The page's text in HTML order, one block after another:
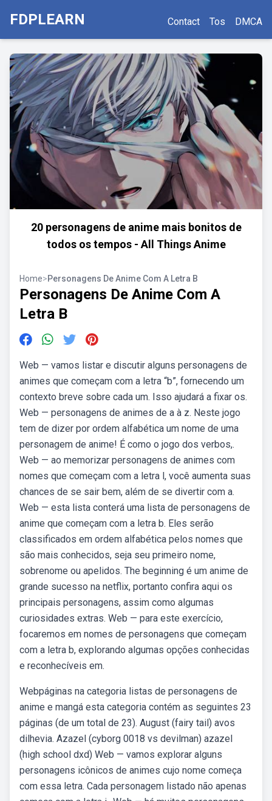
FDPLEARN Contact Tos DMCA
20 personagens de anime mais bonitos de
todos os tempos - All Things Anime
Home>Personagens De Anime Com A Letra B
Personagens De Anime Com A
Letra B
Web — vamos listar e discutir alguns personagens de
animes que começam com a letra “b”, fornecendo um
contexto breve sobre cada um. Isso ajudará a fixar os.
Web — personagens de animes de a à z. Neste jogo
tem de dizer por ordem alfabética um nome de uma
personagem de anime! É como o jogo dos verbos,.
Web — ao memorizar personagens de animes com
nomes que começam com a letra l, você aumenta suas
chances de se sair bem, além de se divertir com a.
Web — esta lista conterá uma lista de personagens de
anime que começam com a letra b. Eles serão
classificados em ordem alfabética pelos nomes que
são mais conhecidos, seja seu primeiro nome,
sobrenome ou apelidos. The beginning é um anime de
grande sucesso na netflix, portanto confira aqui os
principais personagens, assim como algumas
curiosidades extras. Web — para este exercício,
focaremos em nomes de personagens que começam
com a letra b, explorando algumas opções conhecidas
e reconhecíveis em.
Webpáginas na categoria listas de personagens de
anime e mangá esta categoria contém as seguintes 23
páginas (de um total de 23). August (fairy tail) avos
dilhevia. Azazel (cyborg 0018 vs devilman) azazel
(high school dxd) Web — vamos explorar alguns
personagens icônicos de animes cujo nome começa
com essa letra. Cada personagem listado não apenas